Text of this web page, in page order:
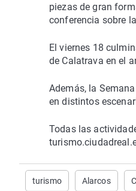
piezas de gran
conferencia sobre
El viernes 18
de Calatrava en el
Además, la
en distintos
Todas las
turismo Alarcos